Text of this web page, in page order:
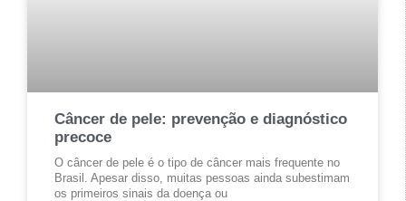
Câncer de pele: prevenção e diagnóstico
precoce
O câncer de pele é o tipo de câncer mais frequente no
Brasil. Apesar disso, muitas pessoas ainda subestimam
os primeiros sinais da doença ou